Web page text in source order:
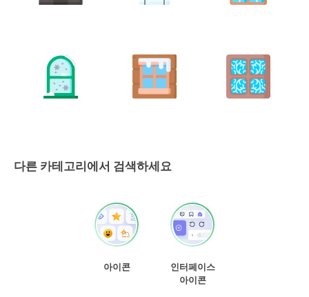
다른 카테고리에서 검색하세요
아이콘
인터페이스
아이콘